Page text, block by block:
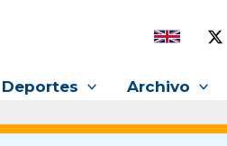
Deportes Archivo